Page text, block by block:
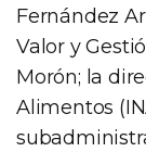
Fernández
Valor y
Morón; la
Alimentos